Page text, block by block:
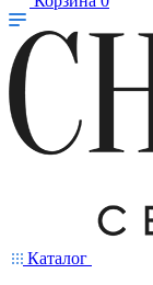
Каталог